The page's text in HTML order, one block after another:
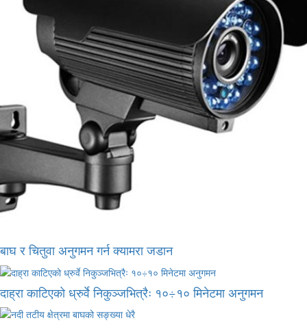
बाघ र चितुवा अनुगमन गर्न क्यामरा जडान
दाह्रा काटिएको ध्रुर्वे निकुञ्जभित्रैः १०÷१० मिनेटमा अनुगमन